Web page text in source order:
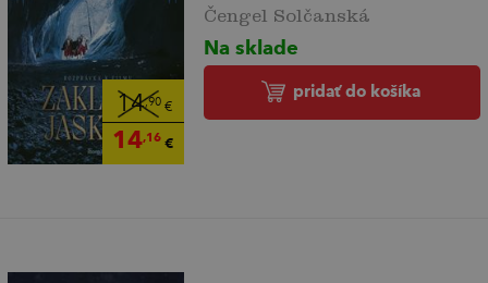
14,90€
14,16€
Čengel Solčanská
Na sklade
pridať do košíka